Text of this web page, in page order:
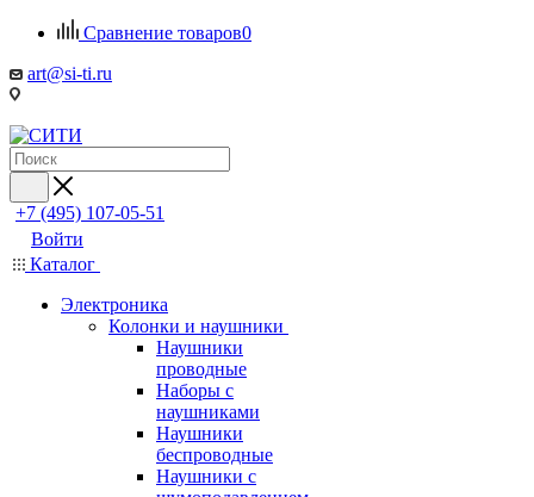
Сравнение товаров0
art@si-ti.ru
+7 (495) 107-05-51
Войти
Каталог
Электроника
Колонки и наушники
Наушники
проводные
Наборы с
наушниками
Наушники
беспроводные
Наушники с